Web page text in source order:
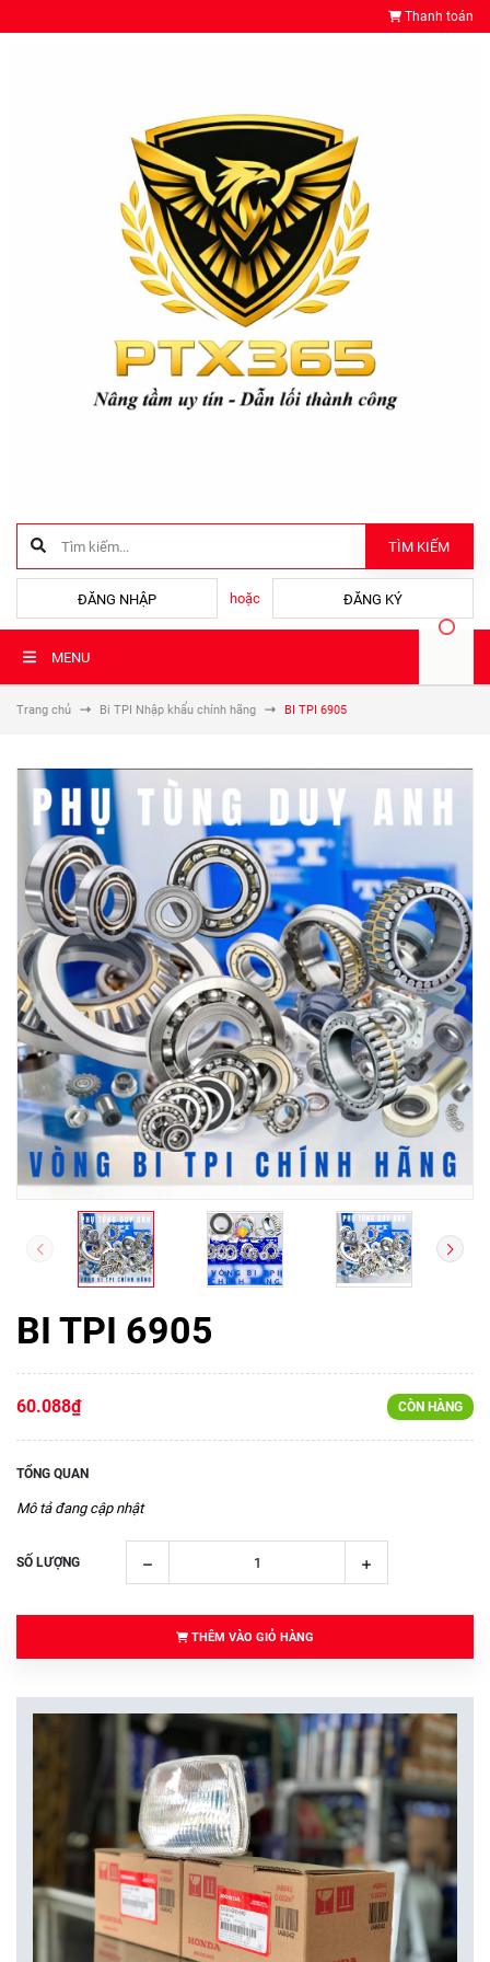
Thanh toán
TÌM KIẾM
ĐĂNG NHẬP hoặc ĐĂNG KÝ
MENU
Trang chủ Bi TPI Nhập khẩu chính hãng BI TPI 6905
BI TPI 6905
60.088₫ CÒN HÀNG
TỔNG QUAN
Mô tả đang cập nhật
SỐ LƯỢNG
THÊM VÀO GIỎ HÀNG